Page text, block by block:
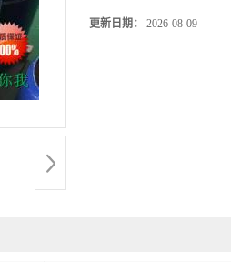
更新日期： 2026-08-09